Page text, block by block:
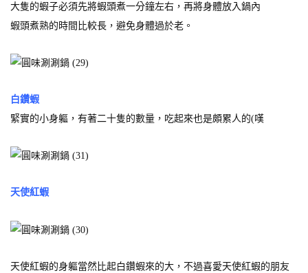
大隻的蝦子必須先將蝦頭煮一分鐘左右，再將身體放入鍋內
蝦頭煮熟的時間比較長，避免身體過於老。
白鑽蝦
緊實的小身軀，有著二十隻的數量，吃起來也是頗累人的(嘆
天使紅蝦
天使紅蝦的身軀當然比起白鑽蝦來的大，不過喜愛天使紅蝦的朋友